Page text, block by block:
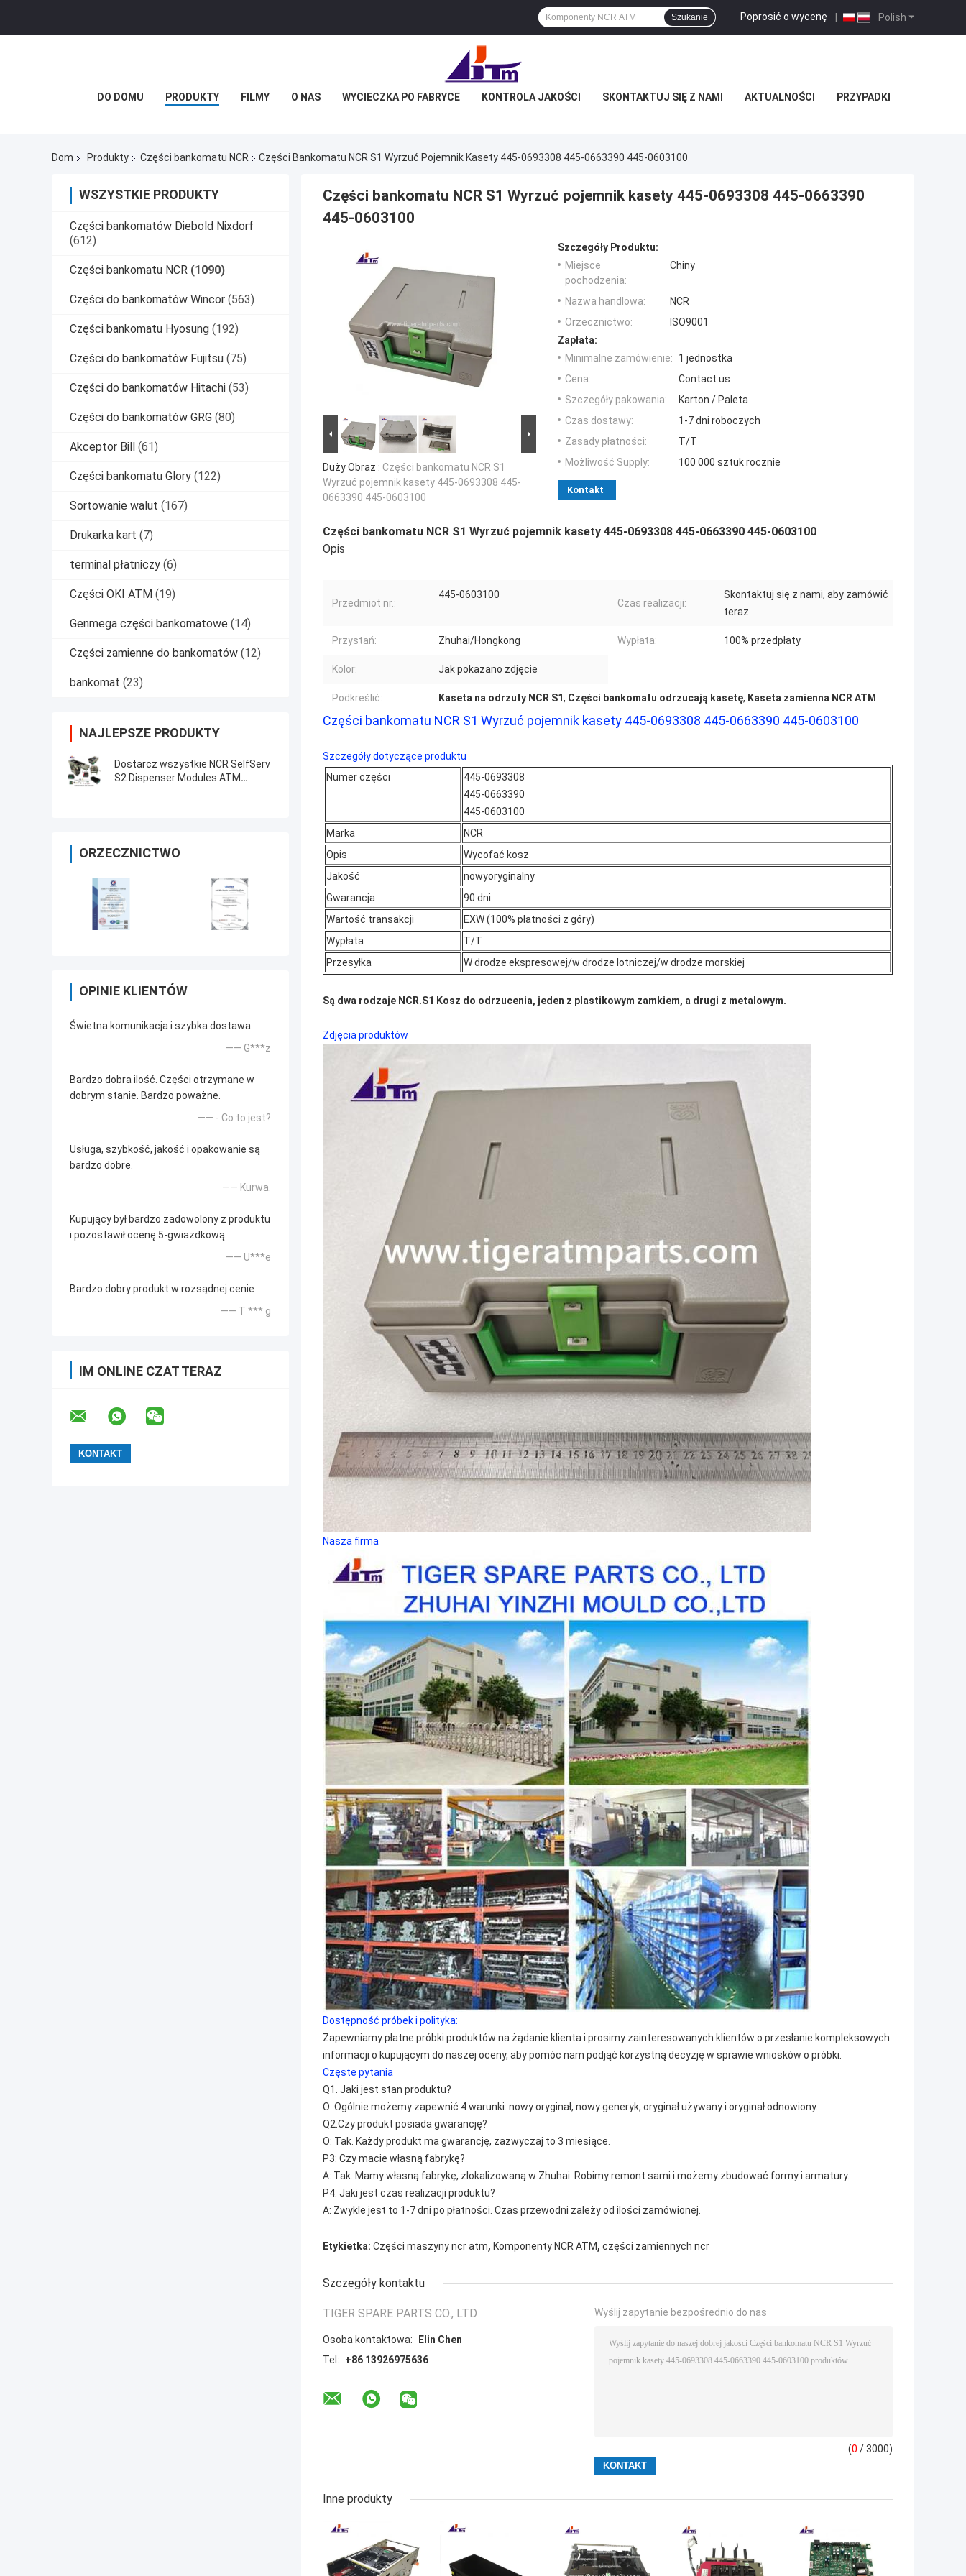
Polish
Poprosić o wycenę |
Szukanie
DO DOMU PRODUKTY FILMY O NAS WYCIECZKA PO FABRYCE KONTROLA JAKOŚCI SKONTAKTUJ SIĘ Z NAMI AKTUALNOŚCI PRZYPADKI
Dom Produkty Części bankomatu NCR Części Bankomatu NCR S1 Wyrzuć Pojemnik Kasety 445-0693308 445-0663390 445-0603100
WSZYSTKIE PRODUKTY
Części bankomatów Diebold Nixdorf
(612)
Części bankomatu NCR (1090)
Części do bankomatów Wincor (563)
Części bankomatu Hyosung (192)
Części do bankomatów Fujitsu (75)
Części do bankomatów Hitachi (53)
Części do bankomatów GRG (80)
Akceptor Bill (61)
Części bankomatu Glory (122)
Sortowanie walut (167)
Drukarka kart (7)
terminal płatniczy (6)
Części OKI ATM (19)
Genmega części bankomatowe (14)
Części zamienne do bankomatów (12)
bankomat (23)
NAJLEPSZE PRODUKTY
Dostarcz wszystkie NCR SelfServ
S2 Dispenser Modules ATM
ORZECZNICTWO
OPINIE KLIENTÓW
Świetna komunikacja i szybka dostawa.
—— G***z
Bardzo dobra ilość. Części otrzymane w
dobrym stanie. Bardzo poważne.
—— - Co to jest?
Usługa, szybkość, jakość i opakowanie są
bardzo dobre.
—— Kurwa.
Kupujący był bardzo zadowolony z produktu
i pozostawił ocenę 5-gwiazdkową.
—— U***e
Bardzo dobry produkt w rozsądnej cenie
—— T *** g
IM ONLINE CZAT TERAZ
Części bankomatu NCR S1 Wyrzuć pojemnik kasety 445-0693308 445-0663390
445-0603100
Duży Obraz : Części bankomatu NCR S1
Wyrzuć pojemnik kasety 445-0693308 445-
0663390 445-0603100
Szczegóły Produktu:
Miejsce
pochodzenia:
Chiny
Nazwa handlowa:
NCR
Orzecznictwo:
ISO9001
Zapłata:
Minimalne zamówienie:
1 jednostka
Cena:
Contact us
Szczegóły pakowania:
Karton / Paleta
Czas dostawy:
1-7 dni roboczych
Zasady płatności:
T/T
Możliwość Supply:
100 000 sztuk rocznie
Kontakt
Części bankomatu NCR S1 Wyrzuć pojemnik kasety 445-0693308 445-0663390 445-0603100
Opis
Przedmiot nr.:
445-0603100
Czas realizacji:
Skontaktuj się z nami, aby zamówić
teraz
Przystań: Zhuhai/Hongkong Wypłata: 100% przedpłaty
Kolor: Jak pokazano zdjęcie
Podkreślić: Kaseta na odrzuty NCR S1, Części bankomatu odrzucają kasetę, Kaseta zamienna NCR ATM
Części bankomatu NCR S1 Wyrzuć pojemnik kasety 445-0693308 445-0663390 445-0603100
Szczegóły dotyczące produktu
Numer części
445-0693308
445-0663390
445-0603100
Marka
NCR
Opis
Wycofać kosz
Jakość
nowyoryginalny
Gwarancja
90 dni
Wartość transakcji
EXW (100% płatności z góry)
Wypłata
T/T
Przesyłka
W drodze ekspresowej/w drodze lotniczej/w drodze morskiej
Są dwa rodzaje NCR.S1 Kosz do odrzucenia, jeden z plastikowym zamkiem, a drugi z metalowym.
Zdjęcia produktów
Nasza firma
Dostępność próbek i polityka:
Zapewniamy płatne próbki produktów na żądanie klienta i prosimy zainteresowanych klientów o przesłanie kompleksowych
informacji o kupującym do naszej oceny, aby pomóc nam podjąć korzystną decyzję w sprawie wniosków o próbki.
Częste pytania
Q1. Jaki jest stan produktu?
O: Ogólnie możemy zapewnić 4 warunki: nowy oryginał, nowy generyk, oryginał używany i oryginał odnowiony.
Q2.Czy produkt posiada gwarancję?
O: Tak. Każdy produkt ma gwarancję, zazwyczaj to 3 miesiące.
P3: Czy macie własną fabrykę?
A: Tak. Mamy własną fabrykę, zlokalizowaną w Zhuhai. Robimy remont sami i możemy zbudować formy i armatury.
P4: Jaki jest czas realizacji produktu?
A: Zwykle jest to 1-7 dni po płatności. Czas przewodni zależy od ilości zamówionej.
Etykietka: Części maszyny ncr atm, Komponenty NCR ATM, części zamiennych ncr
Szczegóły kontaktu
TIGER SPARE PARTS CO., LTD
Osoba kontaktowa:
Elin Chen
Tel:
+86 13926975636
Wyślij zapytanie bezpośrednio do nas
(0 / 3000)
Inne produkty